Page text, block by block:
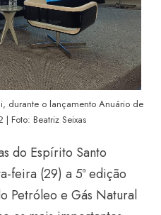
durante o lançamento Anuário de
Foto: Beatriz Seixas
do Espírito Santo
feira (29) a 5ª edição
Petróleo e Gás Natural